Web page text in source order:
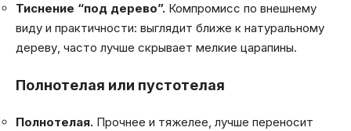
Тиснение “под дерево”. Компромисс по внешнему
виду и практичности: выглядит ближе к натуральному
дереву, часто лучше скрывает мелкие царапины.
Полнотелая или пустотелая
Полнотелая. Прочнее и тяжелее, лучше переносит